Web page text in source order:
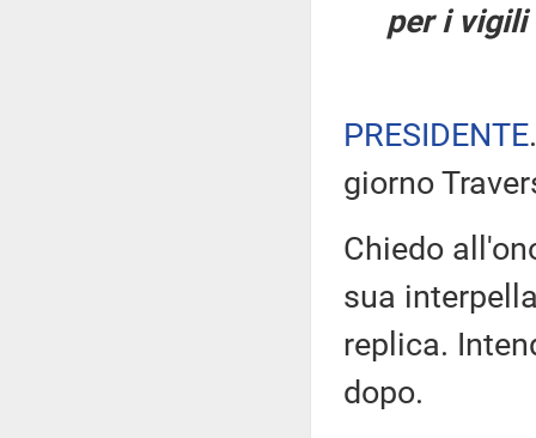
per i vigili
PRESIDENTE
giorno
Chiedo
sua
replica.
dopo.